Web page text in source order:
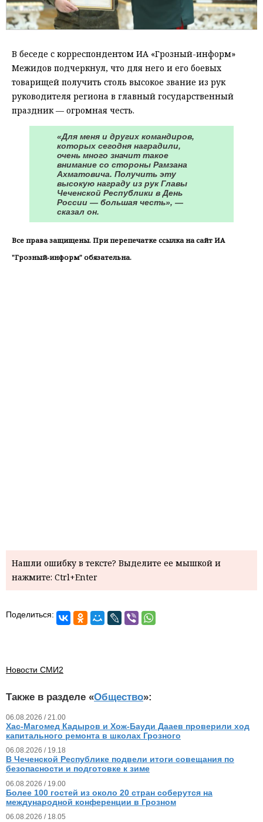
В беседе с корреспондентом ИА «Грозный-информ»
Межидов подчеркнул, что для него и его боевых
товарищей получить столь высокое звание из рук
руководителя региона в главный государственный
праздник — огромная честь.
«Для меня и других командиров,
которых сегодня наградили,
очень много значит такое
внимание со стороны Рамзана
Ахматовича. Получить эту
высокую награду из рук Главы
Чеченской Республики в День
России — большая честь», —
сказал он.
Все права защищены. При перепечатке ссылка на сайт ИА
"Грозный-информ" обязательна.
Нашли ошибку в тексте? Выделите ее мышкой и
нажмите: Ctrl+Enter
Поделиться:
Новости СМИ2
Также в разделе «Общество»:
06.08.2026 / 21.00
Хас-Магомед Кадыров и Хож-Бауди Дааев проверили ход
капитального ремонта в школах Грозного
06.08.2026 / 19.18
В Чеченской Республике подвели итоги совещания по
безопасности и подготовке к зиме
06.08.2026 / 19.00
Более 100 гостей из около 20 стран соберутся на
международной конференции в Грозном
06.08.2026 / 18.05